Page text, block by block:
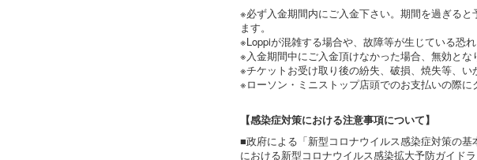
※必ず入金期間内にご入金下さい。期間を過ぎる
ます。
※Loppiが混雑する場合や、故障等が生じている恐
※入金期間中にご入金頂けなかった場合、無効とな
※チケットお受け取り後の紛失、破損、焼失等、い
※ローソン・ミニストップ店頭でのお支払いの際に
【感染症対策における注意事項について】
■政府による「新型コロナウイルス感染症対策の
における新型コロナウイルス感染拡大予防ガイド